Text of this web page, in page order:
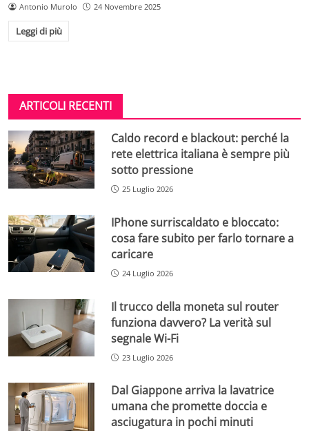
Antonio Murolo 24 Novembre 2025
Leggi di più
ARTICOLI RECENTI
Caldo record e blackout: perché la
rete elettrica italiana è sempre più
sotto pressione
25 Luglio 2026
IPhone surriscaldato e bloccato:
cosa fare subito per farlo tornare a
caricare
24 Luglio 2026
Il trucco della moneta sul router
funziona davvero? La verità sul
segnale Wi-Fi
23 Luglio 2026
Dal Giappone arriva la lavatrice
umana che promette doccia e
asciugatura in pochi minuti